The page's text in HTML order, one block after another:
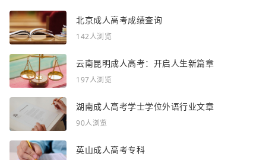
北京成人高考成绩查询
142人浏览
云南昆明成人高考：开启人生新篇章
197人浏览
湖南成人高考学士学位外语行业文章
90人浏览
英山成人高考专科